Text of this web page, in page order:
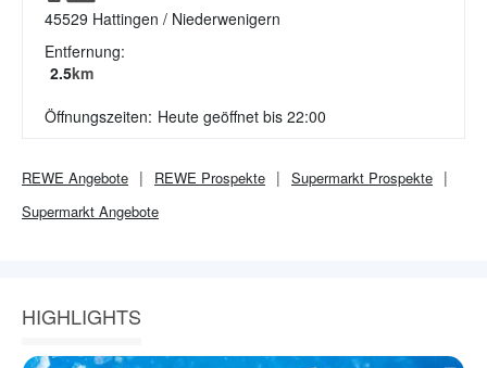
45529 Hattingen / Niederwenigern
Entfernung:
2.5km
Öffnungszeiten: Heute geöffnet bis 22:00
REWE Angebote REWE Prospekte Supermarkt Prospekte
Supermarkt Angebote
HIGHLIGHTS